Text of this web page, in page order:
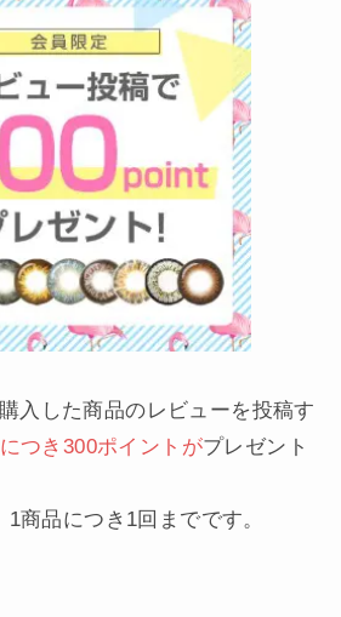
入した商品のレビューを投稿す
つき300ポイントがプレゼント
商品につき1回までです。